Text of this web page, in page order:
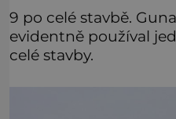
9 po celé stavbě.
evidentně používal
celé stavby.